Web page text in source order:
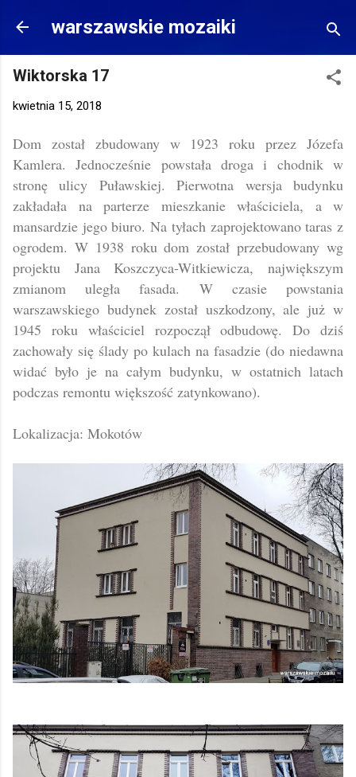
Przejdź do głównej zawartości
warszawskie mozaiki
Wiktorska 17
kwietnia 15, 2018
Dom został zbudowany w 1923 roku przez Józefa
Kamlera. Jednocześnie powstała droga i chodnik w
stronę ulicy Puławskiej. Pierwotna wersja budynku
zakładała na parterze mieszkanie właściciela, a w
mansardzie jego biuro. Na tyłach zaprojektowano taras z
ogrodem. W 1938 roku dom został przebudowany wg
projektu Jana Koszczyca-Witkiewicza, największym
zmianom uległa fasada. W czasie powstania
warszawskiego budynek został uszkodzony, ale już w
1945 roku właściciel rozpoczął odbudowę. Do dziś
zachowały się ślady po kulach na fasadzie (do niedawna
widać było je na całym budynku, w ostatnich latach
podczas remontu większość zatynkowano).
Lokalizacja: Mokotów